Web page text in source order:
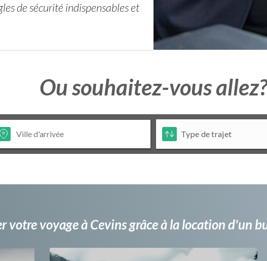
de sécurité indispensables et
Ou souhaitez-vous allez?
votre voyage à Cevins grâce à la location d'un